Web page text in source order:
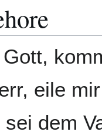
eile
sei dem